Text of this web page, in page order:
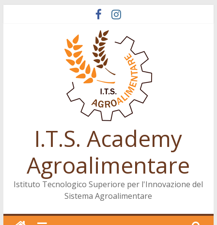
I.T.S. Academy
Agroalimentare
Istituto Tecnologico Superiore per l'Innovazione del
Sistema Agroalimentare